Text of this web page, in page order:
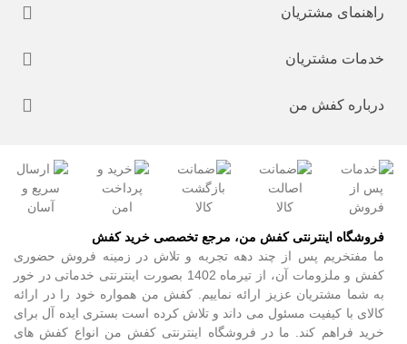
راهنمای مشتریان
خدمات مشتریان
درباره کفش من
فروشگاه اینترنتی کفش من، مرجع تخصصی خرید کفش
ما مفتخریم پس از چند دهه تجربه و تلاش در زمینه فروش حضوری
کفش و ملزومات آن، از تیرماه 1402 بصورت اینترنتی خدماتی در خور
به شما مشتریان عزیز ارائه نماییم. کفش من همواره خود را در ارائه
کالای با کیفیت مسئول می داند و تلاش کرده است بستری ایده آل برای
خرید فراهم کند. ما در فروشگاه اینترنتی کفش من انواع کفش های